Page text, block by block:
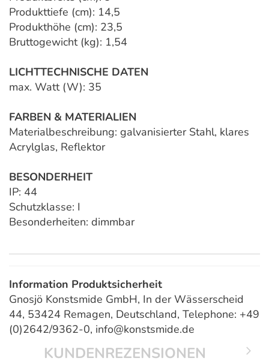
Produkttiefe (cm): 14,5
Produkthöhe (cm): 23,5
Bruttogewicht (kg): 1,54
LICHTTECHNISCHE DATEN
max. Watt (W): 35
FARBEN & MATERIALIEN
Materialbeschreibung: galvanisierter Stahl, klares
Acrylglas, Reflektor
BESONDERHEIT
IP: 44
Schutzklasse: I
Besonderheiten: dimmbar
Information Produktsicherheit
Gnosjö Konstsmide GmbH, In der Wässerscheid
44, 53424 Remagen, Deutschland, Telephone: +49
(0)2642/9362-0, info@konstsmide.de
KUNDENREZENSIONEN